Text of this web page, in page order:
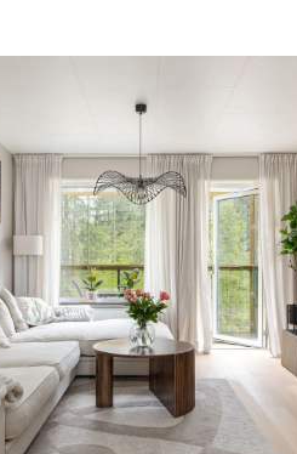
stadgar